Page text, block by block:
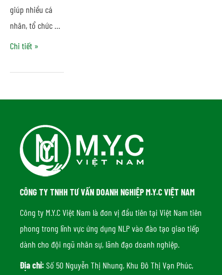
giúp nhiều cá
nhân, tổ chức …
Chi tiết »
CÔNG TY TNHH TƯ VẤN DOANH NGHIỆP M.Y.C VIỆT NAM
Công ty M.Y.C Việt Nam là đơn vị đầu tiên tại Việt Nam tiên
phong trong lĩnh vực ứng dụng NLP vào đào tạo giao tiếp
dành cho đội ngũ nhân sự, lãnh đạo doanh nghiệp.
Địa chỉ: Số 50 Nguyễn Thị Nhung, Khu Đô Thị Vạn Phúc,